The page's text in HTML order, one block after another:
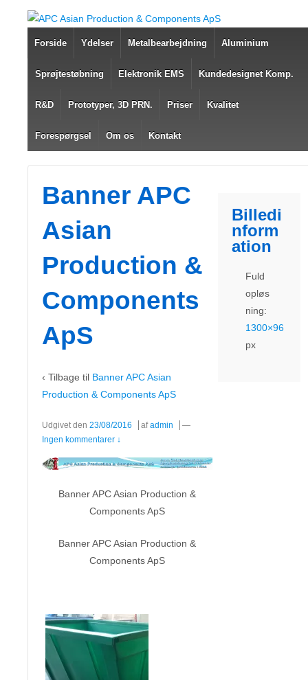
Forside Ydelser Metalbearbejdning Aluminium
Sprøjtestøbning Elektronik EMS Kundedesignet Komp.
R&D Prototyper, 3D PRN. Priser Kvalitet
Forespørgsel Om os Kontakt
Banner APC
Asian
Production &
Components
ApS
‹ Tilbage til Banner APC Asian
Production & Components ApS
Udgivet den 23/08/2016 afadmin
—
Ingen kommentarer ↓
Banner APC Asian Production &
Components ApS
Banner APC Asian Production &
Components ApS
Billedi
nform
ation
Fuld
opløs
ning:
1300×96
px